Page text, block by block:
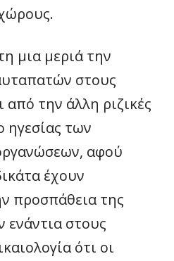
μια μεριά την
στους
την άλλη ριζικές
ηγεσίας των
αφού
έχουν
προσπάθεια της
στους
ότι οι